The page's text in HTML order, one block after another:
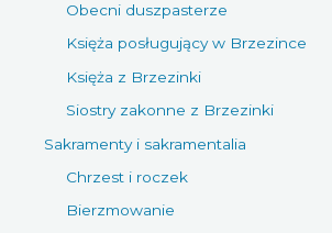
Obecni duszpasterze
Księża posługujący w Brzezince
Księża z Brzezinki
Siostry zakonne z Brzezinki
Sakramenty i sakramentalia
Chrzest i roczek
Bierzmowanie